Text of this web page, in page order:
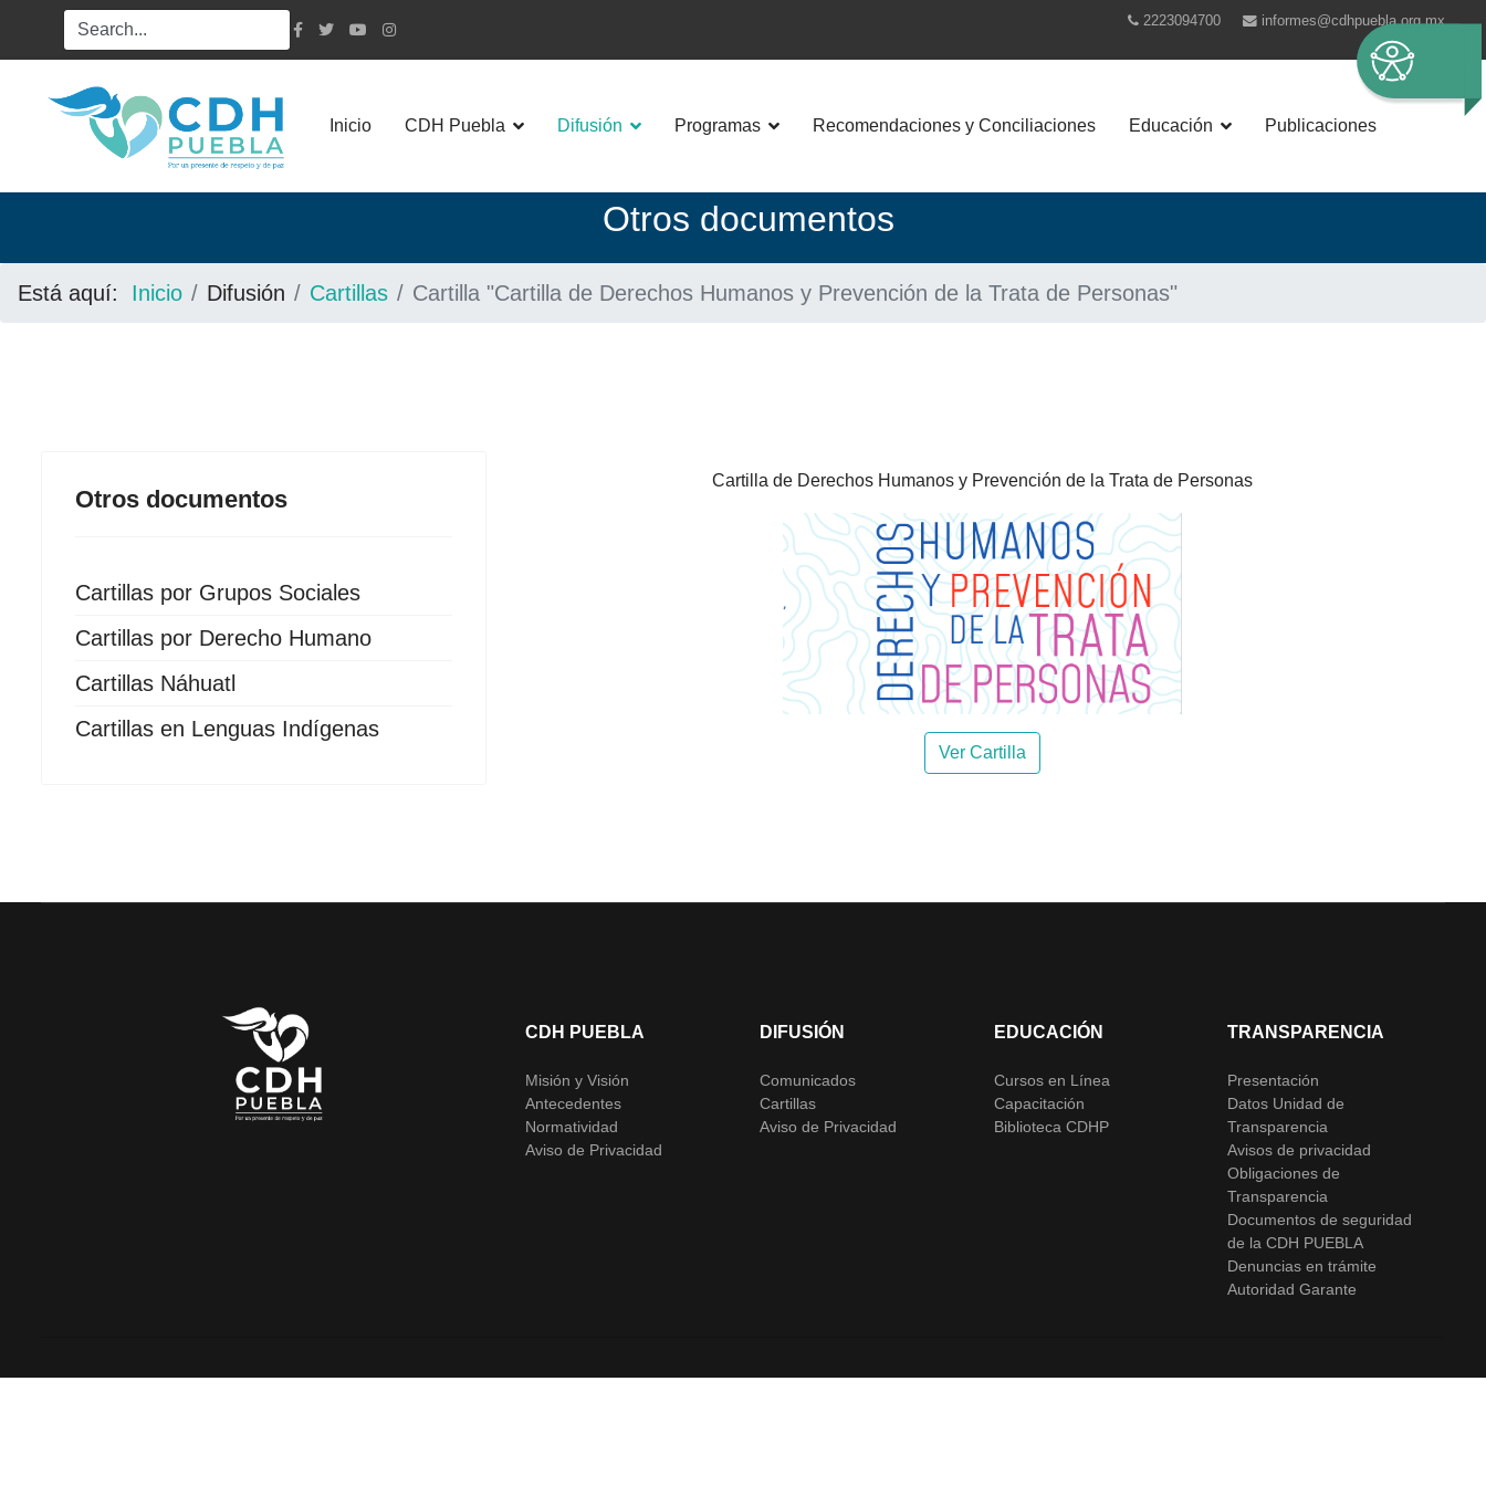
2223094700 informes@cdhpuebla.org.mx
Inicio CDH Puebla Difusión Programas Recomendaciones y Conciliaciones Educación Publicaciones
Otros documentos
Está aquí: Inicio Difusión Cartillas Cartilla "Cartilla de Derechos Humanos y Prevención de la Trata de Personas"
Otros documentos
Cartillas por Grupos Sociales
Cartillas por Derecho Humano
Cartillas Náhuatl
Cartillas en Lenguas Indígenas
Cartilla de Derechos Humanos y Prevención de la Trata de Personas
Ver Cartilla
CDH PUEBLA
Misión y Visión
Antecedentes
Normatividad
Aviso de Privacidad
DIFUSIÓN
Comunicados
Cartillas
Aviso de Privacidad
EDUCACIÓN
Cursos en Línea
Capacitación
Biblioteca CDHP
TRANSPARENCIA
Presentación
Datos Unidad de
Transparencia
Avisos de privacidad
Obligaciones de
Transparencia
Documentos de seguridad
de la CDH PUEBLA
Denuncias en trámite
Autoridad Garante